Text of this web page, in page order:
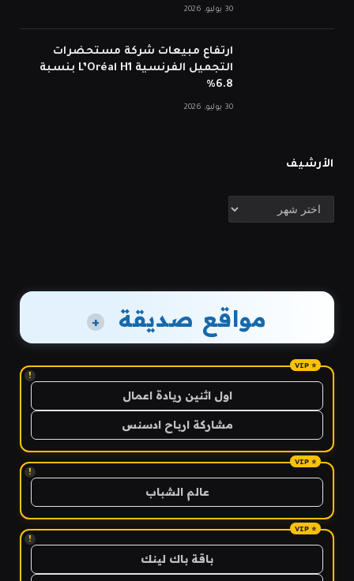
30 يوليو، 2026
ارتفاع مبيعات شركة مستحضرات
التجميل الفرنسية L’Oréal H1 بنسبة
6.8%
30 يوليو، 2026
الأرشيف
الأرشيف
مواقع صديقة +
!
اول اثنين ريادة اعمال
مشاركة ارباح ادسنس
!
عالم الشباب
!
باقة باك لينك